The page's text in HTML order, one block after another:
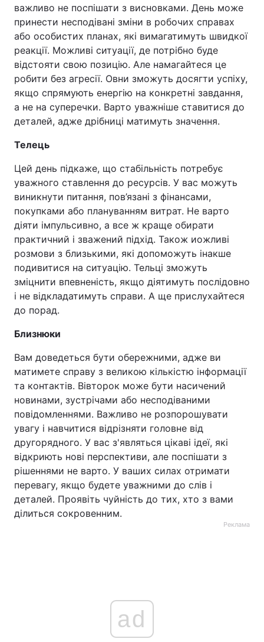
важливо не поспішати з висновками. День може
принести несподівані зміни в робочих справах
або особистих планах, які вимагатимуть швидкої
реакції. Можливі ситуації, де потрібно буде
відстояти свою позицію. Але намагайтеся це
робити без агресії. Овни зможуть досягти успіху,
якщо спрямують енергію на конкретні завдання,
а не на суперечки. Варто уважніше ставитися до
деталей, адже дрібниці матимуть значення.
Телець
Цей день підкаже, що стабільність потребує
уважного ставлення до ресурсів. У вас можуть
виникнути питання, пов’язані з фінансами,
покупками або плануванням витрат. Не варто
діяти імпульсивно, а все ж краще обирати
практичний і зважений підхід. Також иожливі
розмови з близькими, які допоможуть інакше
подивитися на ситуацію. Тельці зможуть
зміцнити впевненість, якщо діятимуть послідовно
і не відкладатимуть справи. А ще прислухайтеся
до порад.
Близнюки
Вам доведеться бути обережними, адже ви
матимете справу з великою кількістю інформації
та контактів. Вівторок може бути насичений
новинами, зустрічами або несподіваними
повідомленнями. Важливо не розпорошувати
увагу і навчитися відрізняти головне від
другорядного. У вас з'являться цікаві ідеї, які
відкриють нові перспективи, але поспішати з
рішеннями не варто. У ваших силах отримати
перевагу, якщо будете уважними до слів і
деталей. Проявіть чуйність до тих, хто з вами
ділиться сокровенним.
Реклама
ad